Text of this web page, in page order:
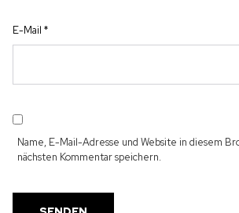
E-Mail *
Name, E-Mail-Adresse und Website in diesem
nächsten Kommentar speichern.